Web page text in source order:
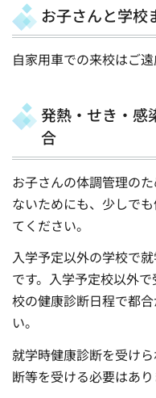
お子さんと学校
自家用車での来校はご遠
発熱・せき・感
合
お子さんの体調管理の
ないためにも、少しで
てください。
入学予定以外の学校で
です。入学予定校以外
校の健康診断日程で都
い。
就学時健康診断を受け
断等を受ける必要はあり